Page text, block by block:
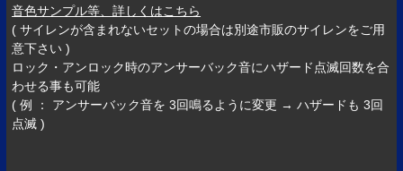
音色サンプル等、詳しくはこちら
( サイレンが含まれないセットの場合は別途市販のサイレンをご用
意下さい )
ロック・アンロック時のアンサーバック音にハザード点滅回数を合
わせる事も可能
( 例 ： アンサーバック音を 3回鳴るように変更 → ハザードも 3回
点滅 )